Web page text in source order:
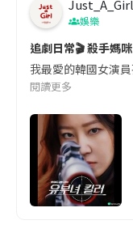
娛樂
追劇日常🎬 殺手媽
我最愛的韓國女演
閱讀更多